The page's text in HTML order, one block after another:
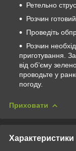
Ретельно
Розчин
Проведіть
Розчин
приготування.
від об’єму
проводьте у
погоду.
Приховати
Характеристики